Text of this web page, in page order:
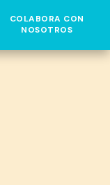
COLABORA CON
NOSOTROS